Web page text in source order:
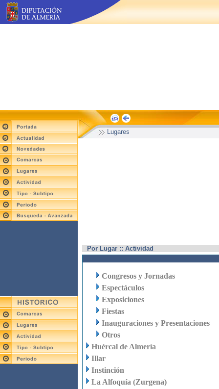
Lugares
Por Lugar :: Actividad
Congresos y Jornadas
Espectáculos
Exposiciones
Fiestas
Inauguraciones y Presentaciones
Otros
Huércal de Almería
Illar
Instinción
La Alfoquía (Zurgena)